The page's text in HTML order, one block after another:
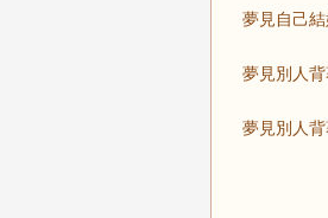
夢見自己
夢見別人
夢見別人